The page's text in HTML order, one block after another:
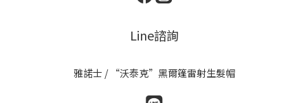
Line諮詢
雅諾士 / “沃泰克”黑爾篷雷射生髮帽